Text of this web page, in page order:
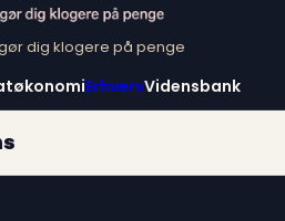
dig klogere på penge
ErhvervVidensbank